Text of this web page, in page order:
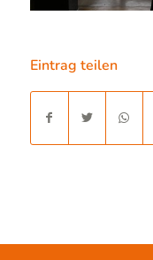
Eintrag teilen